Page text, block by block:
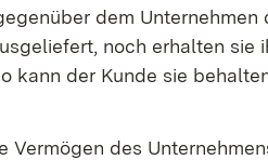
dem Unternehmen
noch erhalten sie
kann der Kunde sie
Vermögen des